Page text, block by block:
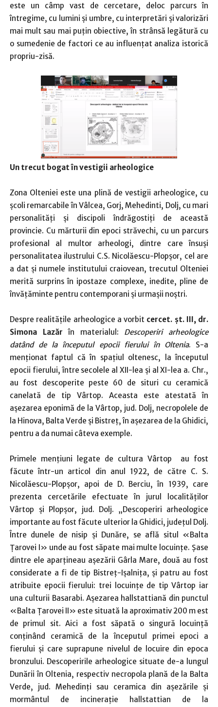
este un câmp vast de cercetare, deloc parcurs în
întregime, cu lumini și umbre, cu interpretări și valorizări
mai mult sau mai puțin obiective, în strânsă legătură cu
o sumedenie de factori ce au influențat analiza istorică
propriu-zisă.
Un trecut bogat în vestigii arheologice
Zona Olteniei este una plină de vestigii arheologice, cu
școli remarcabile în Vâlcea, Gorj, Mehedinti, Dolj, cu mari
personalități și discipoli îndrăgostiți de această
provincie. Cu mărturii din epoci străvechi, cu un parcurs
profesional al multor arheologi, dintre care însuși
personalitatea ilustrului C.S. Nicolăescu-Plopșor, cel are
a dat și numele institutului craiovean, trecutul Olteniei
merită surprins în ipostaze complexe, inedite, pline de
învățăminte pentru contemporani și urmașii noștri.
Despre realitățile arheologice a vorbit cercet. șt. III, dr.
Simona Lazărîn materialul: Descoperiri arheologice
datând de la începutul epocii fierului în Oltenia. S-a
menționat faptul că în spațiul oltenesc, la începutul
epocii fierului, între secolele al XII-lea şi al XI-lea a. Chr.,
au fost descoperite peste 60 de situri cu ceramică
canelată de tip Vârtop. Aceasta este atestată în
așezarea eponimă de la Vârtop, jud. Dolj, necropolele de
la Hinova, Balta Verde şi Bistreţ, în aşezarea de la Ghidici,
pentru a da numai câteva exemple.
Primele menţiuni legate de cultura Vârtop au fost
făcute într-un articol din anul 1922, de către C. S.
Nicolăescu-Plopşor, apoi de D. Berciu, în 1939, care
prezenta cercetările efectuate în jurul localităţilor
Vârtop şi Plopşor, jud. Dolj. „Descoperiri arheologice
importante au fost făcute ulterior la Ghidici, județul Dolj.
Între dunele de nisip şi Dunăre, se află situl «Balta
Ţarovei I» unde au fost săpate mai multe locuinţe. Şase
dintre ele aparţineau aşezării Gârla Mare, două au fost
considerate a fi de tip Bistreţ-Işalniţa, şi patru au fost
atribuite epocii fierului: trei locuinţe de tip Vârtop iar
una culturii Basarabi. Aşezarea hallstattiană din punctul
«Balta Ţarovei II» este situată la aproximativ 200 m est
de primul sit. Aici a fost săpată o singură locuinţă
conţinând ceramică de la începutul primei epoci a
fierului şi care suprapune nivelul de locuire din epoca
bronzului. Descoperirile arheologice situate de-a lungul
Dunării în Oltenia, respectiv necropola plană de la Balta
Verde, jud. Mehedinţi sau ceramica din aşezările şi
mormântul de incineraţie hallstattian de la